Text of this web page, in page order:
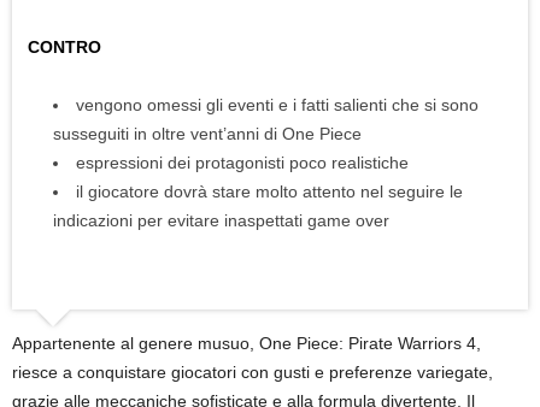
CONTRO
vengono omessi gli eventi e i fatti salienti che si sono
susseguiti in oltre vent’anni di One Piece
espressioni dei protagonisti poco realistiche
il giocatore dovrà stare molto attento nel seguire le
indicazioni per evitare inaspettati game over
Appartenente al genere musuo, One Piece: Pirate Warriors 4,
riesce a conquistare giocatori con gusti e preferenze variegate,
grazie alle meccaniche sofisticate e alla formula divertente. Il